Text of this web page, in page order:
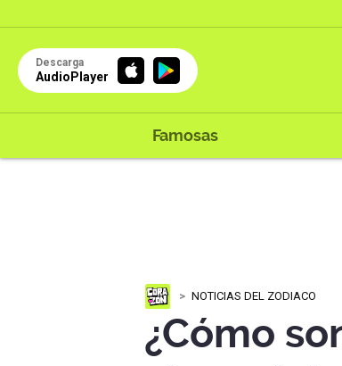
Descarga
AudioPlayer
Famosas
NOTICIAS DEL ZODIACO
¿Cómo